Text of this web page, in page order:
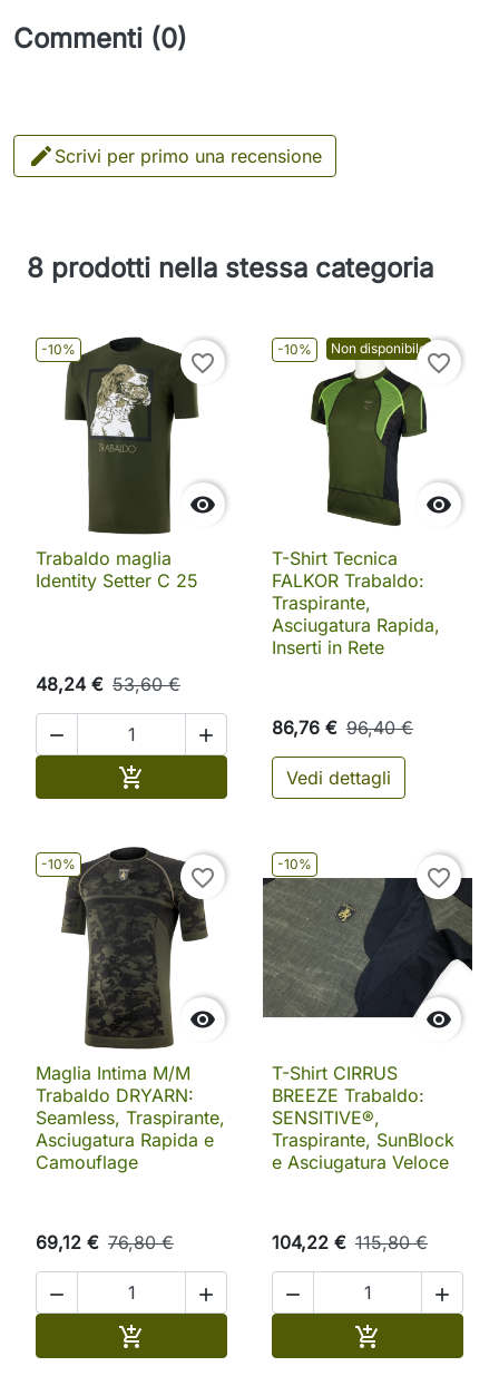
Commenti (0)
 Scrivi per primo una recensione
8 prodotti nella stessa categoria
-10%

favorite_border
Trabaldo maglia
Identity Setter C 25
48,24 € 53,60 €
 
 Aggiungi al carrello
-10% Non disponibile

favorite_border
T-Shirt Tecnica
FALKOR Trabaldo:
Traspirante,
Asciugatura Rapida,
Inserti in Rete
86,76 € 96,40 €
Vedi dettagli
-10%

favorite_border
Maglia Intima M/M
Trabaldo DRYARN:
Seamless, Traspirante,
Asciugatura Rapida e
Camouflage
69,12 € 76,80 €
 

-10%

favorite_border
T-Shirt CIRRUS
BREEZE Trabaldo:
SENSITIVE®,
Traspirante, SunBlock
e Asciugatura Veloce
104,22 € 115,80 €
 
